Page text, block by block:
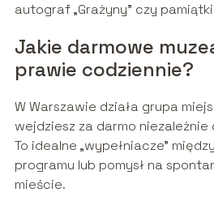
autograf „Grażyny” czy
Jakie darmowe
prawie codziennie?
W Warszawie działa grupa
wejdziesz za darmo
To idealne „wypełniacze”
programu lub pomysł na
mieście.